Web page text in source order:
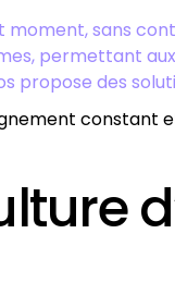
sans
permettant
propose des